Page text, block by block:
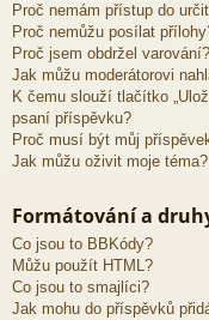
Proč nemám přístup do
Proč nemůžu posílat
Proč jsem obdržel varování?
Jak můžu moderátorovi
K čemu slouží tlačítko
psaní příspěvku?
Proč musí být můj
Jak můžu oživit moje téma?
Formátování a
Co jsou to BBKódy?
Můžu použít HTML?
Co jsou to smajlíci?
Jak mohu do příspěvků